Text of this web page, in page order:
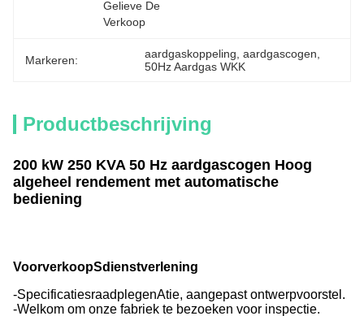
Gelieve De
Verkoop
Markeren: aardgaskoppeling , aardgascogen
50Hz Aardgas WKK
Productbeschrijving
200 kW 250 KVA 50 Hz aardgascogen Hoog
algeheel rendement met automatische
bediening
VoorverkoopSdienstverlening
-SpecificatiesraadplegenAtie, aangepast ontwerpvoorstel .
-Welkom om onze fabriek te bezoeken voor inspectie.